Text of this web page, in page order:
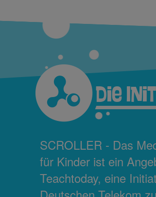
Die
SCROLLER - Das
für Kinder ist ein
Teachtoday, eine